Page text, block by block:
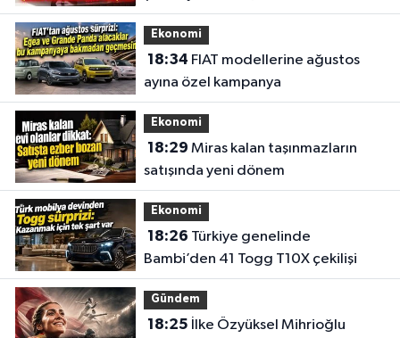
Ekonomi
18:34
ayına özel kampanya
Ekonomi
18:29
satışında yeni dönem
Ekonomi
18:26
Bambi’den 41 Togg T10X çekilişi
Gündem
18:25